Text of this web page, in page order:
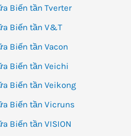
Biến tần Tverter
Biến tần V&T
Biến tần Vacon
Biến tần Veichi
Biến tần Veikong
Biến tần Vicruns
Biến tần VISION